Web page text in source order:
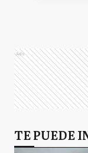
Ads
TE PUEDE